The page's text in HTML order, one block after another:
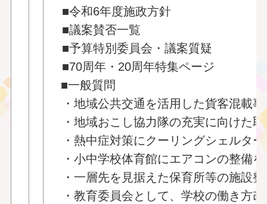
■令和6年度施政方針
■議案賛否一覧
■予算特別委員会・議案質疑
■70周年・20周年特集ページ
■一般質問
・地域公共交通を活用した貨客混載
・地域おこし協力隊の充実に向けた取
・熱中症対策にクーリングシェルター
・小中学校体育館にエアコンの整備を
・一層先を見据えた保育所等の施設整
・教育委員会として、学校の働き方